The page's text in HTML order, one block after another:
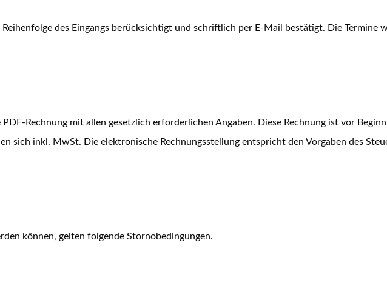
des Eingangs berücksichtigt und schriftlich per E-Mail bestätigt. Die Termine
Rechnung mit allen gesetzlich erforderlichen Angaben. Diese Rechnung ist vor
sich inkl. MwSt. Die elektronische Rechnungsstellung entspricht den Vorgaben des
können, gelten folgende Stornobedingungen.